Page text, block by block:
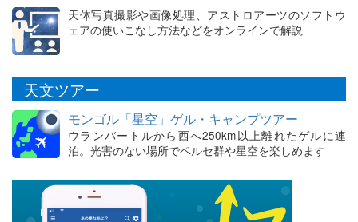
天体写真撮影や画像処理、アストロアーツのソフトウ
ェアの使いこなし方法などをオンラインで解説
天文ツアー
モンゴル「星空」ゲル・キャンプツアー
ウランバートルから西へ250km以上離れたゲルに連
泊。光害のない場所でペルセ群や星空を楽しめます